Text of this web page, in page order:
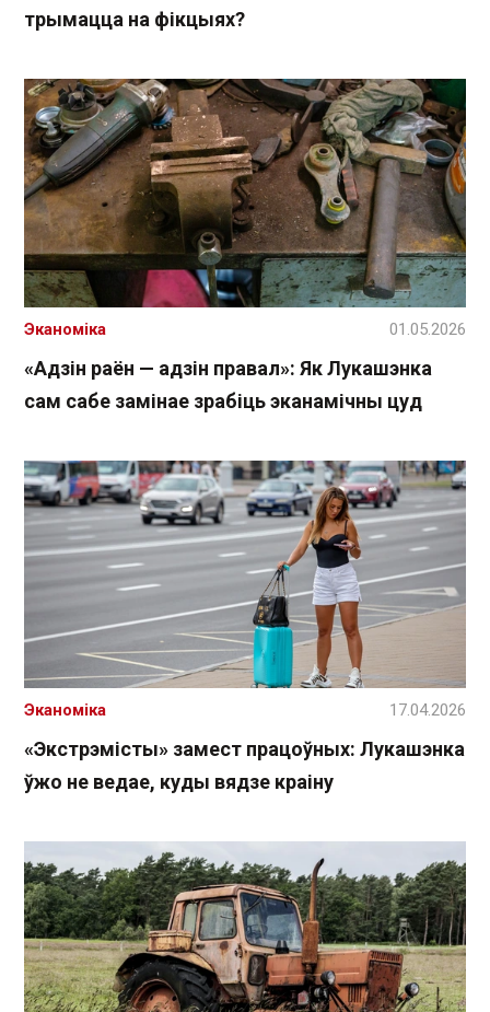
трымацца на фікцыях?
«Адзін раён — адзін правал»: Як Лукашэнка
сам сабе замінае зрабіць эканамічны цуд
Эканоміка 01.05.2026
«Экстрэмісты» замест працоўных: Лукашэнка
ўжо не ведае, куды вядзе краіну
Эканоміка 17.04.2026